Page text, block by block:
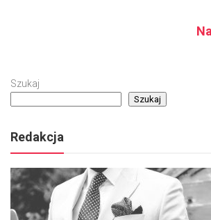
Szukaj
Szukaj
Redakcja